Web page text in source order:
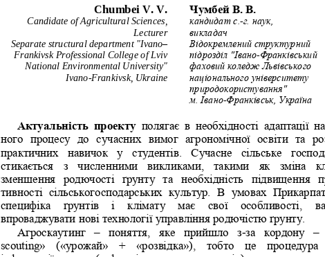
Chumbei V. V.
Candidate of Agricultural Sciences,
Lecturer
Separate structural department "Ivano–
Frankivsk Professional College of Lviv
National Environmental University"
Ivano-Frankivsk, Ukraine
Чумбей В. В.
кандидат с. -г. наук,
викладач
Відокремлений структурний
підрозділ "Івано-Франківський
фаховий коледж Львівського
національного університету
природокористування"
м. Івано-Франківськ, Україна
Актуальність  проекту полягає  в  необхідності  адаптації
ного  процесу  до сучасних  вимог  агрономічної  освіти  та
практичних  навичок  у  студентів.  Сучасне  сільське
стикається  з  численними  викликами,  такими  як  зміна
зменшення  родючості  ґрунту  та  необхідність  підвищення
тивності  сільськогосподарських  культур.  В  умовах
специфіка   ґрунтів   і   клімату   має   свої   особливості,
впроваджувати нові технології управління родючістю ґрунту.
Агроскаутинг
– поняття,  яке  прийшло  з-за  кордону –
scouting»  («урожай»  +  «розвідка»),  тобто  це  процедура